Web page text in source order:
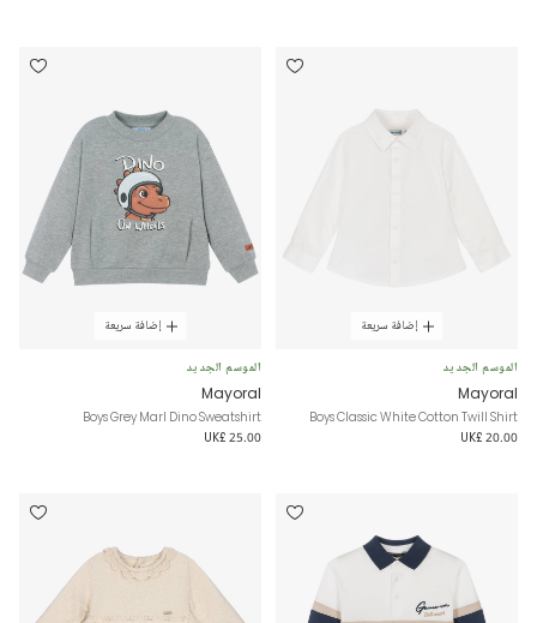
إضافة سريعة
الموسم الجديد
Mayoral
Boys Classic White Cotton Twill Shirt
UK£ 20.00
إضافة سريعة
الموسم الجديد
Mayoral
Boys Grey Marl Dino Sweatshirt
UK£ 25.00